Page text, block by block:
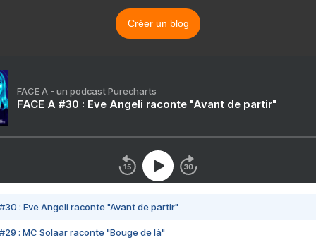
Créer un blog
FACE A - un podcast Purecharts
FACE A #30 : Eve Angeli raconte "Avant de partir"
#30 : Eve Angeli raconte "Avant de partir"
#29 : MC Solaar raconte "Bouge de là"